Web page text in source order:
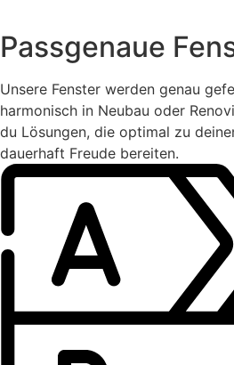
Passgenaue
Unsere Fenster werden genau
harmonisch in Neubau oder
du Lösungen, die optimal zu
dauerhaft Freude bereiten.